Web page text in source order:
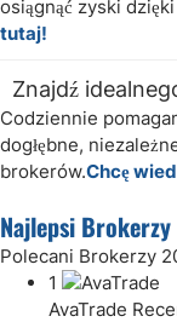
osiągnąć zyski
tutaj!
Znajdź
Codziennie
dogłębne,
brokerów.Chcę
Najlepsi
Polecani Brokerzy
1
AvaTrade